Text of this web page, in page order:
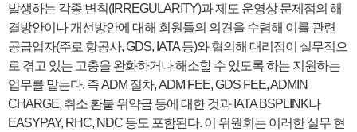
발생하는 각종 변칙(IRREGULARITY)과 제도 운영상 문제점의 해
결방안이나 개선방안에 대해 회원들의 의견을 수렴해 이를 관련
공급업자(주로 항공사, GDS, IATA 등)와 협의해 대리점이 실무적으
로 겪고 있는 고충을 완화하거나 해소할 수 있도록 하는 지원하는
업무를 맡는다. 즉 ADM 절차, ADM FEE, GDS FEE, ADMIN
CHARGE, 취소 환불 위약금 등에 대한 것과 IATA BSPLINK나
EASYPAY, RHC, NDC 등도 포함된다. 이 위원회는 이러한 실무 현